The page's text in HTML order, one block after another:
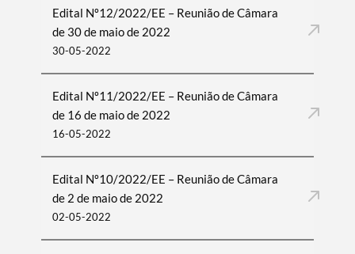
Edital Nº12/2022/EE – Reunião de Câmara
de 30 de maio de 2022
30-05-2022
Edital Nº11/2022/EE – Reunião de Câmara
de 16 de maio de 2022
16-05-2022
Edital Nº10/2022/EE – Reunião de Câmara
de 2 de maio de 2022
02-05-2022